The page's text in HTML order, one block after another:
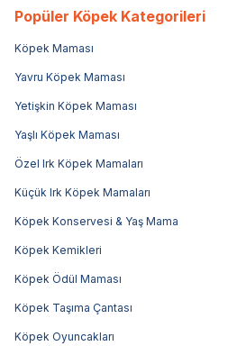
Popüler Köpek Kategorileri
Köpek Maması
Yavru Köpek Maması
Yetişkin Köpek Maması
Yaşlı Köpek Maması
Özel Irk Köpek Mamaları
Küçük Irk Köpek Mamaları
Köpek Konservesi & Yaş Mama
Köpek Kemikleri
Köpek Ödül Maması
Köpek Taşıma Çantası
Köpek Oyuncakları